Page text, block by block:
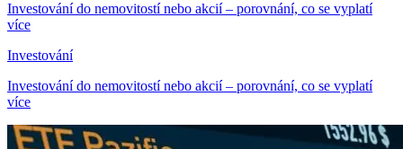
Investování do nemovitostí nebo akcií – porovnání, co se vyplatí
více
Investování
Investování do nemovitostí nebo akcií – porovnání, co se vyplatí
více